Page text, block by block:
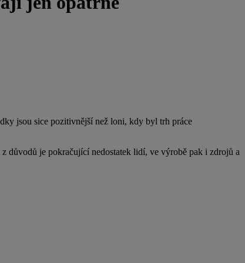
jsou sice pozitivnější než loni, kdy byl trh práce
důvodů je pokračující nedostatek lidí, ve výrobě pak i zdrojů a